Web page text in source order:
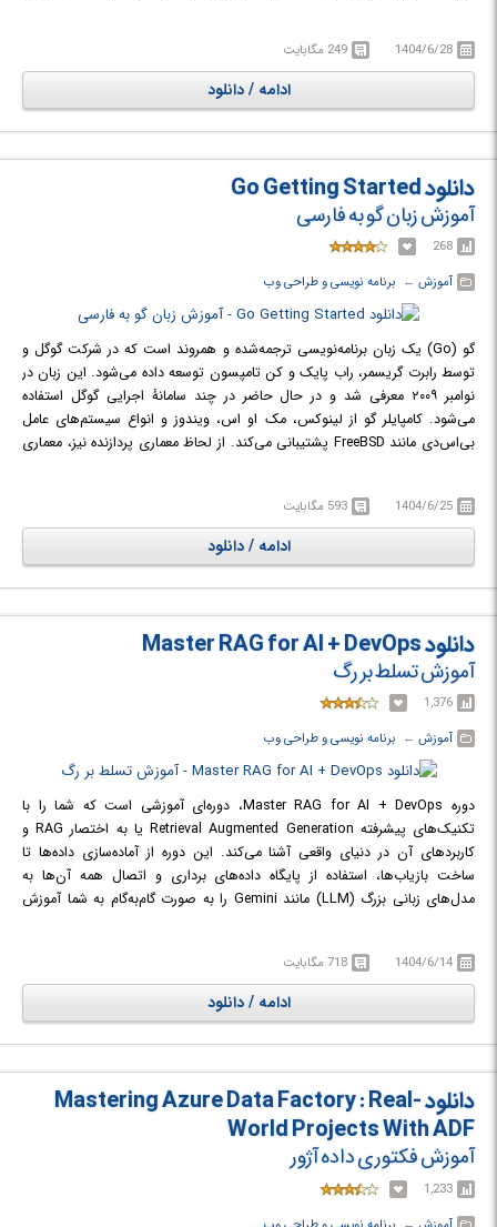
عنوان یک ابزار قدرتمند در این زمینه به طور کامل شرح داده می‌شود. همچنین،
دستورات کلیدی Git برای انجام عملیات اساسی مانند افزودن فایل‌ها، مشاهده
وضعیت مخزن و بررسی تاریخچه تغییرات مورد بررسی قرار می‌گیرند.
استقرار خودکار نرم‌افزار آشنا خواهید شد.
1404/6/28 249 مگابایت
ادامه / دانلود
دانلود Go Getting Started
آموزش زبان گو به فارسی
268
آموزش ← ‏ برنامه نویسی و طراحی وب
گو (Go) یک زبان برنامه‌نویسی ترجمه‌شده و همروند است که در شرکت گوگل و
توسط رابرت گریسمر، راب پایک و کن تامپسون توسعه داده می‌شود. این زبان در
نوامبر ۲۰۰۹ معرفی شد و در حال حاضر در چند سامانهٔ اجرایی گوگل استفاده
می‌شود. کامپایلر گو از لینوکس، مک او اس، ویندوز و انواع سیستم‌های عامل
بی‌اس‌دی مانند FreeBSD پشتیبانی می‌کند. از لحاظ معماری پردازنده نیز، معماری
زبان‌های ترجمه‌شده دارای سامانه نوع ایستا،آسانی برنامه‌ نویسی زبان‌های پویا،
امنیت نوع‌ها و حافظه، پشتیبانی برای همروندی و ارتباط، و کامپایل سریع است.
در زبان گو، ارث‌بری نوع‌ها وجود ندارد.
در دوره آموزشی Go Getting Started با برنامه نویسی مقدماتی زبان گو آشنا می
1404/6/25 593 مگابایت
ادامه / دانلود
دانلود Master RAG for AI + DevOps
آموزش تسلط بر رگ
1,376
آموزش ← ‏ برنامه نویسی و طراحی وب
دوره Master RAG for AI + DevOps، دوره‌ای آموزشی است که شما را با
تکنیک‌های پیشرفته Retrieval Augmented Generation یا به اختصار RAG و
کاربردهای آن در دنیای واقعی آشنا می‌کند. این دوره از آماده‌سازی داده‌ها تا
ساخت بازیاب‌ها، استفاده از پایگاه داده‌های برداری و اتصال همه آن‌ها به
مدل‌های زبانی بزرگ (LLM) مانند Gemini را به صورت گام‌به‌گام به شما آموزش
مصنوعی سازمانی. هر جلسه از دوره بر مباحث جلسه قبل بنا شده و به تدریج به
شما کمک می‌کند تا بر جریان کاری RAG، از اصول پایه تا موضوعات پیشرفته،
مسلط شوید. در طول این دوره، شما با بارگذاری‌کننده‌های اسناد، تکه‌تکه‌کردن
استفاده از مثال‌های دنیای واقعی در زمینه DevOps، مانند عیب‌یابی کانتینرها و
مدیریت پیکربندی‌های پویا، کاربرد این مفاهیم را به صورت عملی یاد می‌گیرید و
دوره، یک سفر کامل از تئوری تا عمل برای ساخت سیستم‌های هوش مصنوعی
پیشرفته است.
1404/6/14 718 مگابایت
ادامه / دانلود
دانلود Mastering Azure Data Factory : Real-
World Projects With ADF
آموزش فکتوری داده آژور
1,233